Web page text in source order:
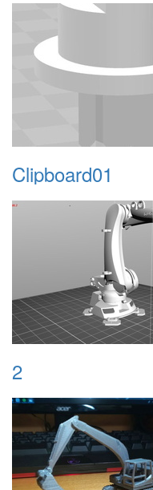
Clipboard01
2